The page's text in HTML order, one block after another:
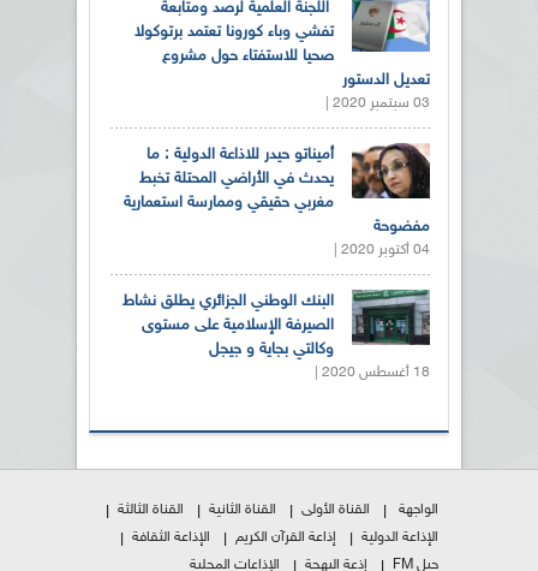
اللجنة العلمية لرصد ومتابعة
تفشي وباء كورونا تعتمد برتوكولا
صحيا للاستفتاء حول مشروع
تعديل الدستور
03 سبتمبر 2020 |
أميناتو حيدر للاذاعة الدولية : ما
يحدث في الأراضي المحتلة تخبط
مغربي حقيقي وممارسة استعمارية
مفضوحة
04 أكتوبر 2020 |
البنك الوطني الجزائري يطلق نشاط
الصيرفة الإسلامية على مستوى
وكالتي بجاية و جيجل
18 أغسطس 2020 |
الواجهة القناة الأولى القناة الثانية
القناة الثالثة
الإذاعة الدولية
إذاعة القرآن الكريم
الإذاعة الثقافة
جيل FM
إذعة البهجة الإذاعات المحلية